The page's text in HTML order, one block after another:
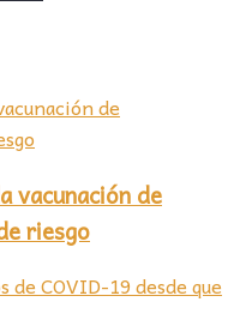
vacunación de
riesgo